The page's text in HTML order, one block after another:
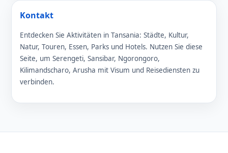
Kontakt
Entdecken Sie Aktivitäten in Tansania: Städte, Kultur,
Natur, Touren, Essen, Parks und Hotels. Nutzen Sie diese
Seite, um Serengeti, Sansibar, Ngorongoro,
Kilimandscharo, Arusha mit Visum und Reisediensten zu
verbinden.